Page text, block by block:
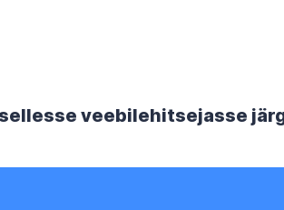
veebilehitsejasse